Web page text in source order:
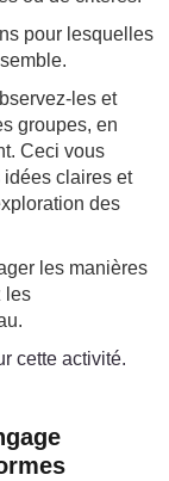
pour lesquelles
les et
groupes, en
Ceci vous
idées claires et
des
les manières
les
cette activité.